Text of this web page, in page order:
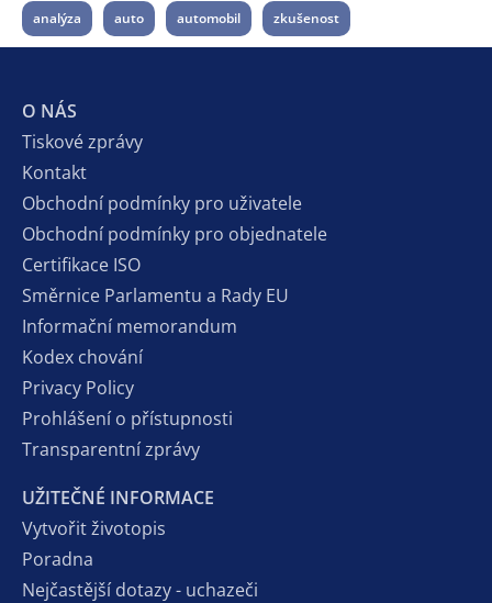
analýza auto automobil zkušenost
O NÁS
Tiskové zprávy
Kontakt
Obchodní podmínky pro uživatele
Obchodní podmínky pro objednatele
Certifikace ISO
Směrnice Parlamentu a Rady EU
Informační memorandum
Kodex chování
Privacy Policy
Prohlášení o přístupnosti
Transparentní zprávy
UŽITEČNÉ INFORMACE
Vytvořit životopis
Poradna
Nejčastější dotazy - uchazeči